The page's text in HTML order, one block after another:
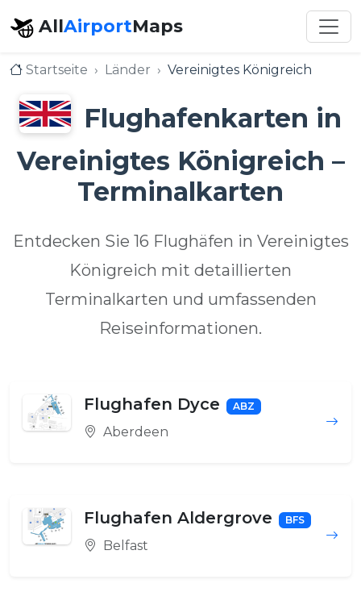
AllAirportMaps
Startseite Länder Vereinigtes Königreich
Flughafenkarten in
Vereinigtes Königreich –
Terminalkarten
Entdecken Sie 16 Flughäfen in Vereinigtes
Königreich mit detaillierten
Terminalkarten und umfassenden
Reiseinformationen.
Flughafen Dyce ABZ
Aberdeen
Flughafen Aldergrove BFS
Belfast